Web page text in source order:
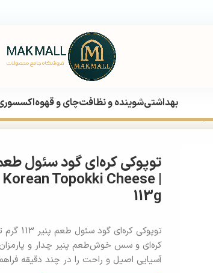
بهداشتیشوینده و نظافتچای و قهوه
Korean Topokki Cheese
113g
توپوکی
کره‌ای و سس خوش‌طعم پنیر چدار و
آسیایی اصیل و راحت را در چند دقیقه